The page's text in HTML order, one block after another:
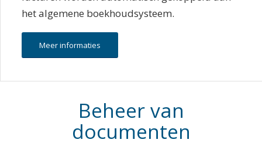
het algemene boekhoudsysteem.
Meer informaties
Beheer van
documenten